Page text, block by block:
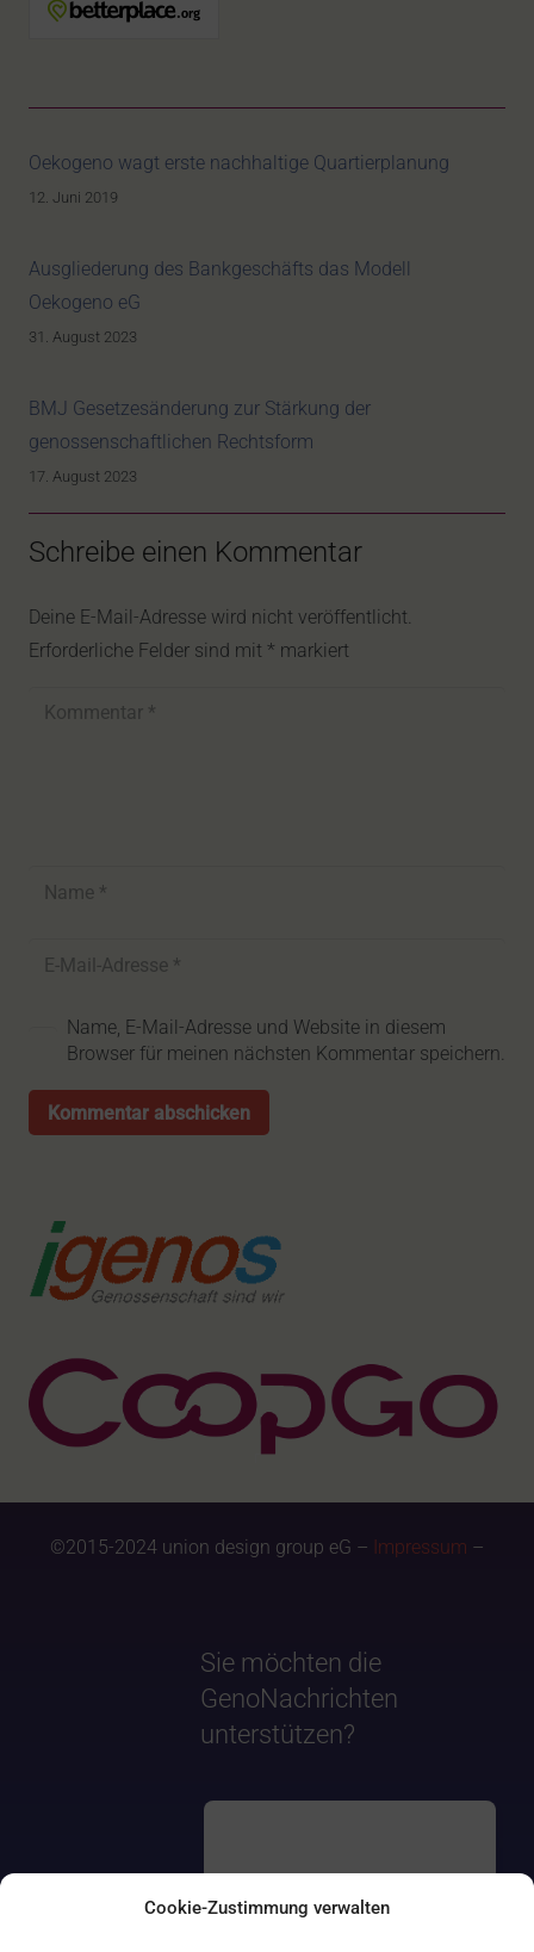
Cookie-Zustimmung verwalten
Oekogeno wagt erste nachhaltige Quartierplanung
12. Juni 2019
Ausgliederung des Bankgeschäfts das Modell
Oekogeno eG
31. August 2023
BMJ Gesetzesänderung zur Stärkung der
genossenschaftlichen Rechtsform
17. August 2023
Schreibe einen Kommentar
Deine E-Mail-Adresse wird nicht veröffentlicht.
Erforderliche Felder sind mit * markiert
Name, E-Mail-Adresse und Website in diesem
Browser für meinen nächsten Kommentar speichern.
Kommentar abschicken
©2015-2024 union design group eG – Impressum –
Sie möchten die
GenoNachrichten
unterstützen?